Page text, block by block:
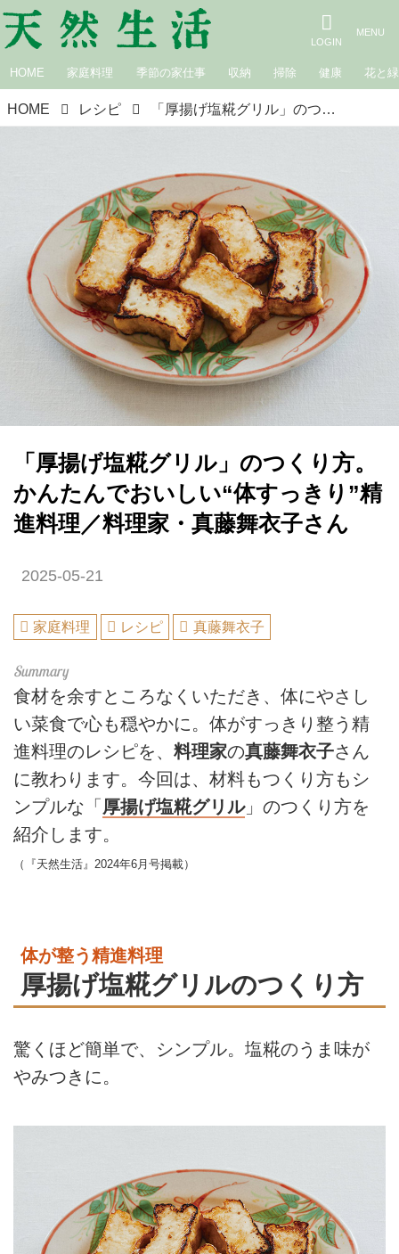
HOME 家庭料理 季節の家仕事 収納 掃除 健康 花と緑
HOME レシピ 「厚揚げ塩糀グリル」のつくり方。かんたんでおいしい“体すっきり”精進料理／料理家・真藤舞衣子さん
「厚揚げ塩糀グリル」のつくり方。
かんたんでおいしい“体すっきり”精
進料理／料理家・真藤舞衣子さん
2025-05-21
家庭料理 レシピ 真藤舞衣子
食材を余すところなくいただき、体にやさし
い菜食で心も穏やかに。体がすっきり整う精
進料理のレシピを、 料理家の真藤舞衣子さん
に教わります。今回は、材料もつくり方もシ
ンプルな「 厚揚げ塩糀グリル」のつくり方を
紹介します。
（『天然生活』2024年6月号掲載）
体が整う精進料理
厚揚げ塩糀グリルのつくり方
驚くほど簡単で、シンプル。塩糀のうま味が
やみつきに。